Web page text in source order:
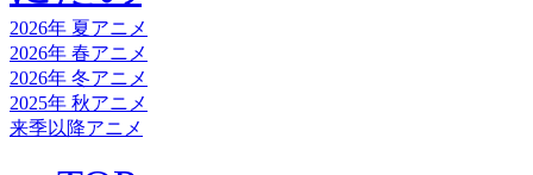
2026年 夏アニメ
2026年 春アニメ
2026年 冬アニメ
2025年 秋アニメ
来季以降アニメ